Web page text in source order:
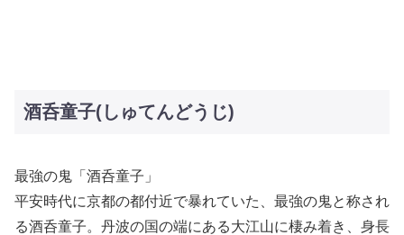
酒呑童子(しゅてんどうじ)
最強の鬼「酒呑童子」
平安時代に京都の都付近で暴れていた、最強の鬼と称され
る酒呑童子。丹波の国の端にある大江山に棲み着き、身長